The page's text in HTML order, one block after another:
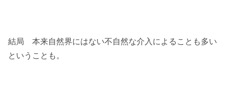
結局 本来自然界にはない不自然な介入によることも多い
ということも。